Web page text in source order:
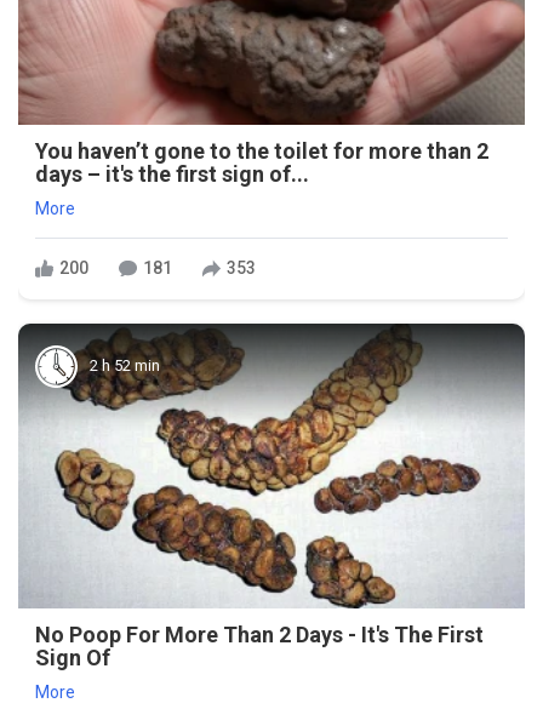
You haven’t gone to the toilet for more than 2
days – it's the first sign of...
More
200 181 353
2 h 52 min
No Poop For More Than 2 Days - It's The First
Sign Of
More